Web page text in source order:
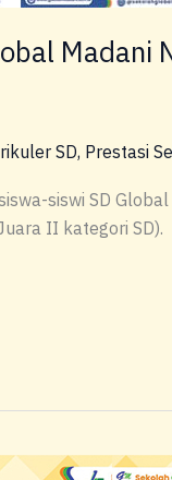
Madani
SD, Prestasi
siswi SD
II kategori SD).